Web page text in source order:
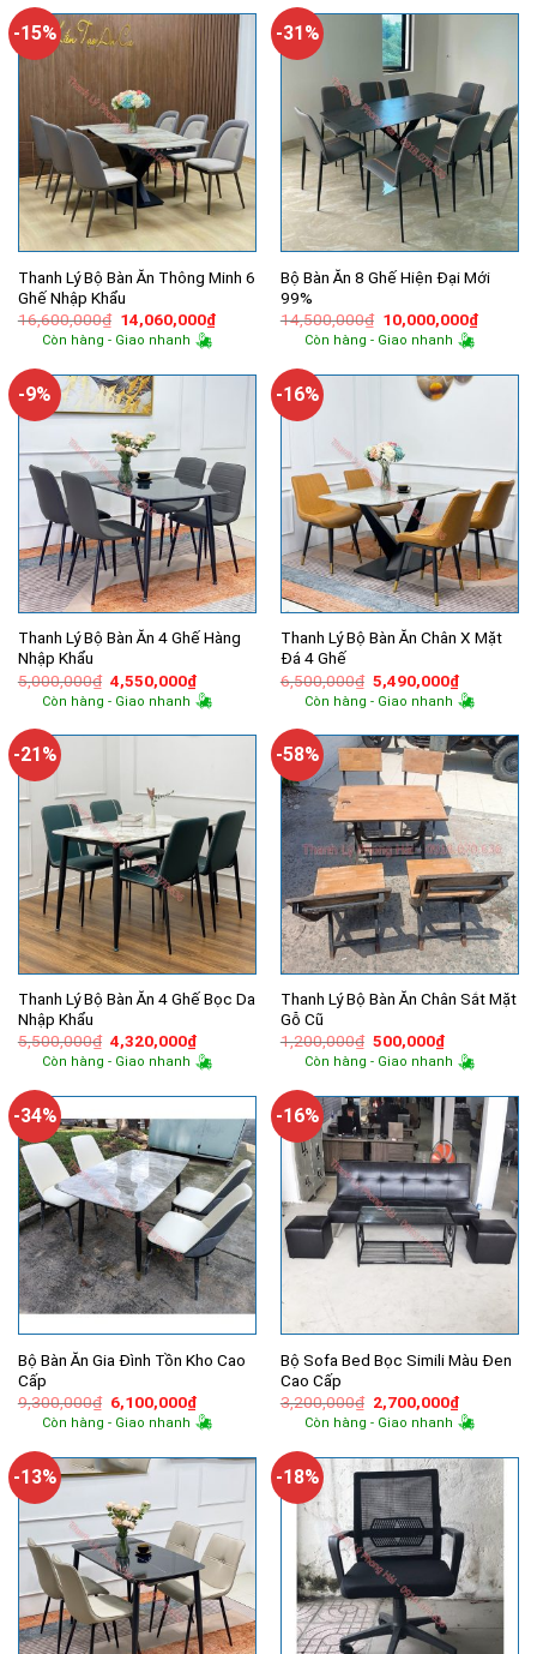
850,000₫.
250,000₫.
-15%
Thanh Lý Bộ Bàn Ăn Thông Minh 6
Ghế Nhập Khẩu
16,600,000₫ Giá
gốc
là:
14,060,000₫Giá
hiện
14,060,000₫.
Còn hàng - Giao nhanh
-31%
Bộ Bàn Ăn 8 Ghế Hiện Đại Mới
99%
14,500,000₫ Giá
gốc
là:
10,000,000₫Giá
hiện
Còn hàng - Giao nhanh
-9%
Thanh Lý Bộ Bàn Ăn 4 Ghế Hàng
Nhập Khẩu
5,000,000₫ Giá
gốc
là:
4,550,000₫Giá
hiện
tại
4,550,000₫.
Còn hàng - Giao nhanh
-16%
Thanh Lý Bộ Bàn Ăn Chân X Mặt
Đá 4 Ghế
6,500,000₫ Giá
gốc
là:
5,490,000₫Giá
hiện
tại
Còn hàng - Giao nhanh
-21%
Thanh Lý Bộ Bàn Ăn 4 Ghế Bọc Da
Nhập Khẩu
5,500,000₫ Giá
gốc
là:
4,320,000₫Giá
hiện
tại
4,320,000₫.
Còn hàng - Giao nhanh
-58%
Thanh Lý Bộ Bàn Ăn Chân Sắt Mặt
Gỗ Cũ
1,200,000₫ Giá
gốc
là:
500,000₫Giá
hiện
tại
500,000₫.
Còn hàng - Giao nhanh
-34%
Bộ Bàn Ăn Gia Đình Tồn Kho Cao
Cấp
9,300,000₫ Giá
gốc
là:
6,100,000₫Giá
hiện
tại
6,100,000₫.
Còn hàng - Giao nhanh
-16%
Bộ Sofa Bed Bọc Simili Màu Đen
Cao Cấp
3,200,000₫ Giá
gốc
là:
2,700,000₫Giá
hiện
tại
Còn hàng - Giao nhanh
-13% -18%